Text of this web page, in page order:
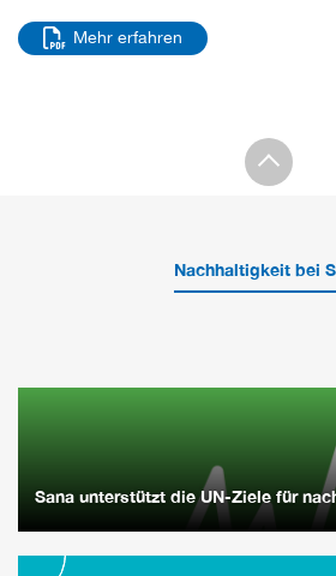
Mehr erfahren
Nachhaltigkeit bei
Sana unterstützt die UN-Ziele für